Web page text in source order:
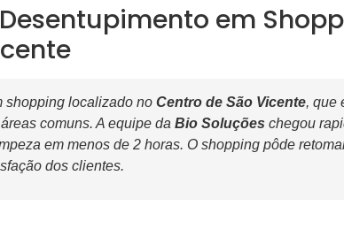
em
shopping localizado no Centro de São Vicente, que
comuns. A equipe da Bio Soluções chegou
em menos de 2 horas. O shopping pôde
dos clientes.